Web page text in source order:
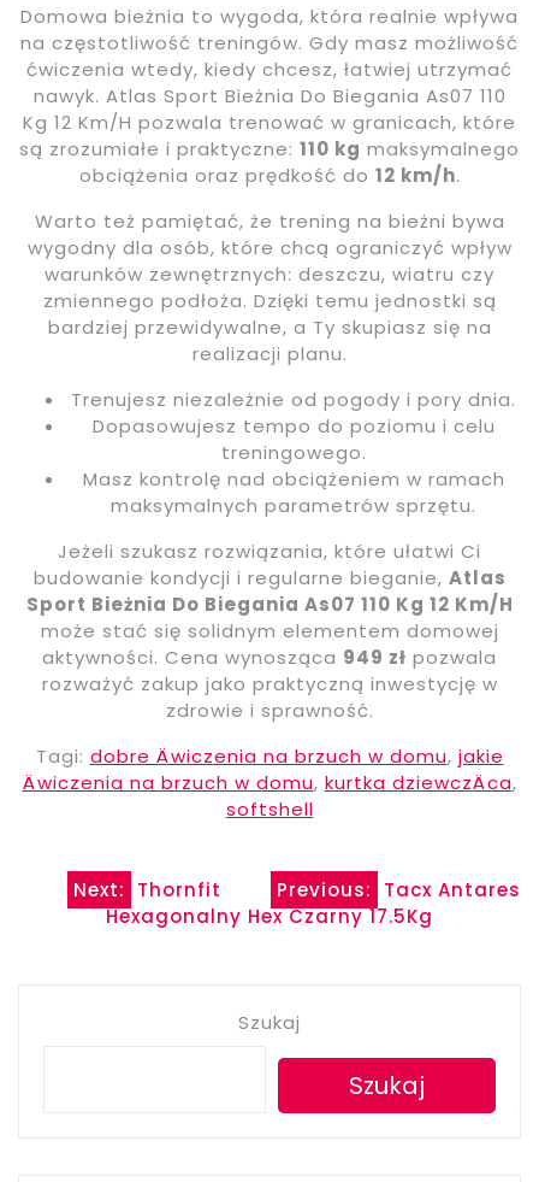
Domowa bieżnia to wygoda, która realnie wpływa
na częstotliwość treningów. Gdy masz możliwość
ćwiczenia wtedy, kiedy chcesz, łatwiej utrzymać
nawyk. Atlas Sport Bieżnia Do Biegania As07 110
Kg 12 Km/H pozwala trenować w granicach, które
są zrozumiałe i praktyczne: 110 kg maksymalnego
obciążenia oraz prędkość do 12 km/h.
Warto też pamiętać, że trening na bieżni bywa
wygodny dla osób, które chcą ograniczyć wpływ
warunków zewnętrznych: deszczu, wiatru czy
zmiennego podłoża. Dzięki temu jednostki są
bardziej przewidywalne, a Ty skupiasz się na
realizacji planu.
Trenujesz niezależnie od pogody i pory dnia.
Dopasowujesz tempo do poziomu i celu
treningowego.
Masz kontrolę nad obciążeniem w ramach
maksymalnych parametrów sprzętu.
Jeżeli szukasz rozwiązania, które ułatwi Ci
budowanie kondycji i regularne bieganie, Atlas
Sport Bieżnia Do Biegania As07 110 Kg 12 Km/H
może stać się solidnym elementem domowej
aktywności. Cena wynosząca 949 zł pozwala
rozważyć zakup jako praktyczną inwestycję w
zdrowie i sprawność.
Tagi: dobre Äwiczenia na brzuch w domu, jakie
Äwiczenia na brzuch w domu, kurtka dziewczÄca,
softshell
Nawigacja
Previous: Tacx Antares
Next:
Thornfit
Hexagonalny Hex Czarny 17.5Kg
Szukaj
Szukaj